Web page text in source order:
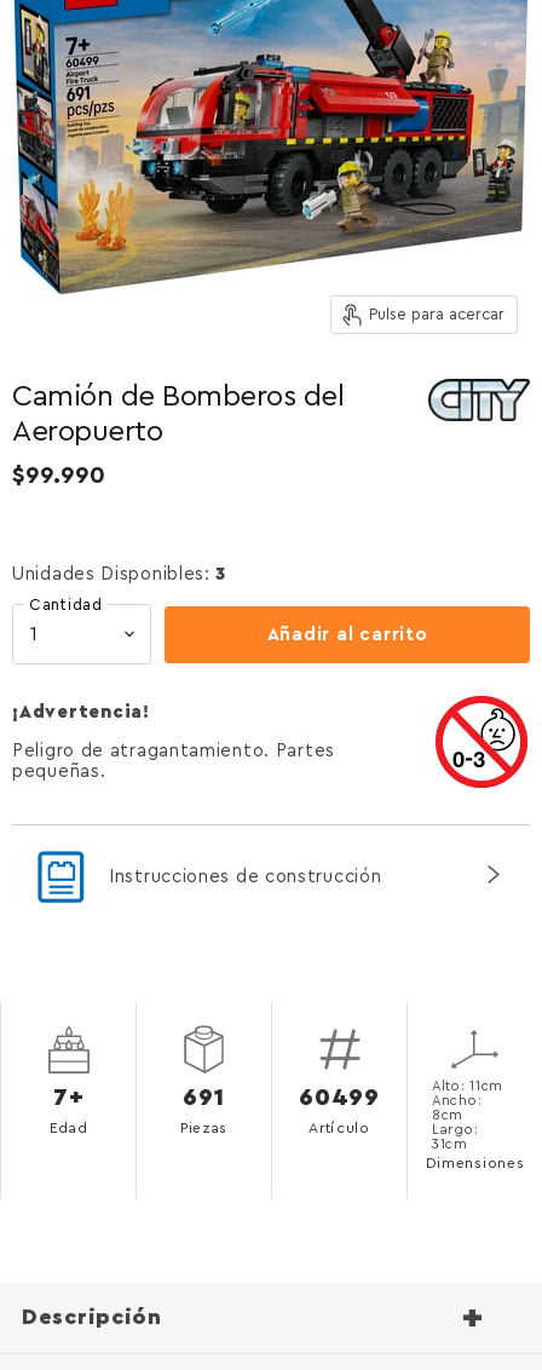
Pulse para acercar
Camión de Bomberos del
Aeropuerto
$99.990
Unidades Disponibles:3
Cantidad
Añadir al carrito
¡Advertencia!
Peligro de atragantamiento. Partes
pequeñas.
Instrucciones de construcción
7+
Edad
691
Piezas
60499
Artículo
Alto: 11cm
Ancho:
8cm
Largo:
31cm
Dimensiones
Descripción +